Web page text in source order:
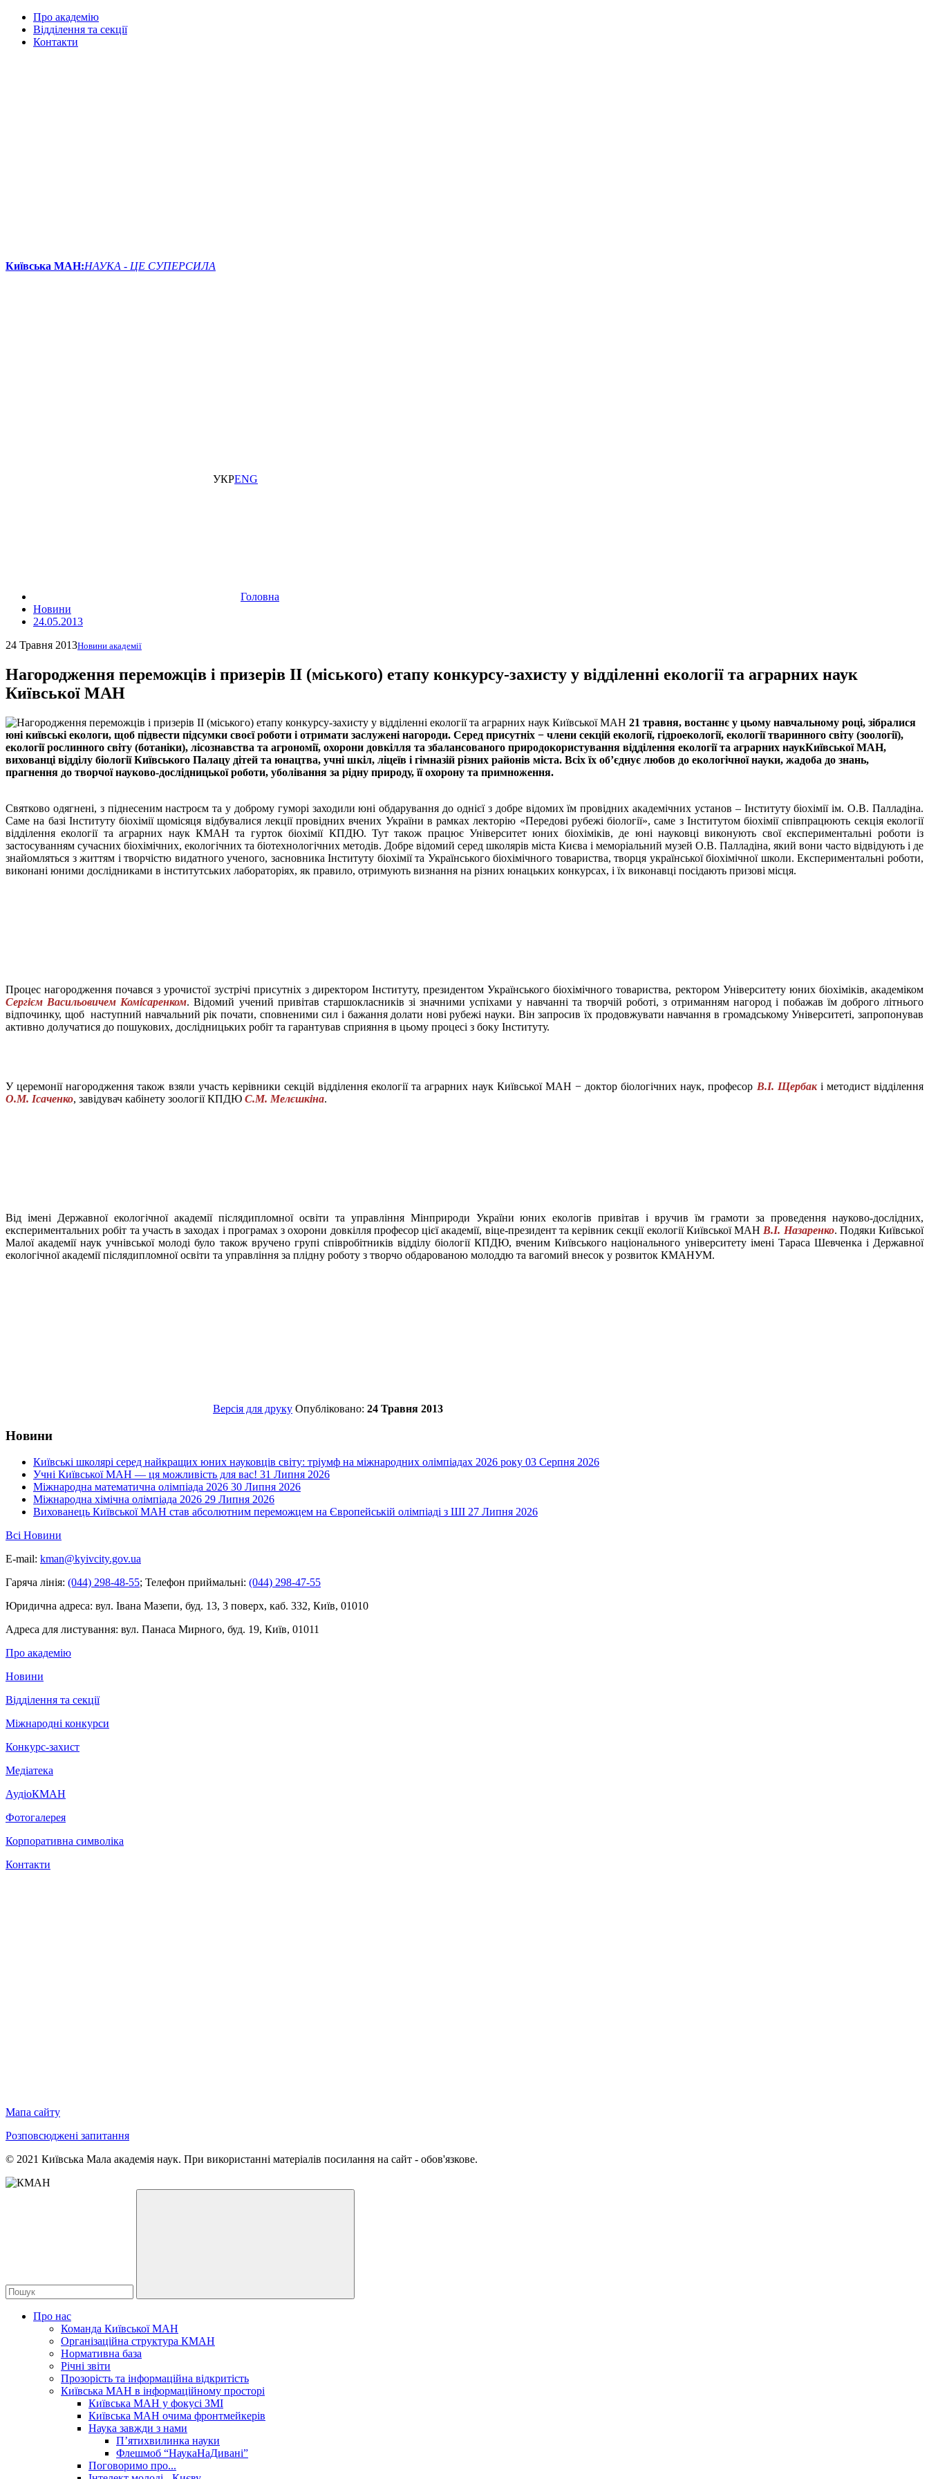
Про академію
Відділення та секції
Контакти
Київська МАН:НАУКА - ЦЕ СУПЕРСИЛА
УКРENG
Головна
Новини
24.05.2013
24 Травня 2013Новини академії
Нагородження переможців і призерів ІІ (міського) етапу конкурсу-захисту у відділенні екології та аграрних наук
Київської МАН
21 травня, востаннє у цьому навчальному році, зібралися
юні київські екологи, щоб підвести підсумки своєї роботи і отримати заслужені нагороди. Серед присутніх − члени секцій екології, гідроекології, екології тваринного світу (зоології),
екології рослинного світу (ботаніки), лісознавства та агрономії, охорони довкілля та збалансованого природокористування відділення екології та аграрних наукКиївської МАН,
вихованці відділу біології Київського Палацу дітей та юнацтва, учні шкіл, ліцеїв і гімназій різних районів міста. Всіх їх об’єднує любов до екологічної науки, жадоба до знань,
прагнення до творчої науково-дослідницької роботи, уболівання за рідну природу, її охорону та примноження.
Святково одягнені, з піднесеним настроєм та у доброму гуморі заходили юні обдарування до однієї з добре відомих їм провідних академічних установ – Інституту біохімії ім. О.В. Палладіна.
Саме на базі Інституту біохімії щомісяця відбувалися лекції провідних вчених України в рамках лекторію «Передові рубежі біології», саме з Інститутом біохімії співпрацюють секція екології
відділення екології та аграрних наук КМАН та гурток біохімії КПДЮ. Тут також працює Університет юних біохіміків, де юні науковці виконують свої експериментальні роботи із
застосуванням сучасних біохімічних, екологічних та біотехнологічних методів. Добре відомий серед школярів міста Києва і меморіальний музей О.В. Палладіна, який вони часто відвідують і де
знайомляться з життям і творчістю видатного ученого, засновника Інституту біохімії та Українського біохімічного товариства, творця української біохімічної школи. Експериментальні роботи,
виконані юними дослідниками в інститутських лабораторіях, як правило, отримують визнання на різних юнацьких конкурсах, і їх виконавці посідають призові місця.
Процес нагородження почався з урочистої зустрічі присутніх з директором Інституту, президентом Українського біохімічного товариства, ректором Університету юних біохіміків, академіком
Сергієм Васильовичем Комісаренком. Відомий учений привітав старшокласників зі значними успіхами у навчанні та творчій роботі, з отриманням нагород і побажав їм доброго літнього
відпочинку, щоб наступний навчальний рік почати, сповненими сил і бажання долати нові рубежі науки. Він запросив їх продовжувати навчання в громадському Університеті, запропонував
активно долучатися до пошукових, дослідницьких робіт та гарантував сприяння в цьому процесі з боку Інституту.
У церемонії нагородження також взяли участь керівники секцій відділення екології та аграрних наук Київської МАН − доктор біологічних наук, професор В.І. Щербак і методист відділення
О.М. Ісаченко, завідувач кабінету зоології КПДЮ С.М. Мелєшкіна.
Від імені Державної екологічної академії післядипломної освіти та управління Мінприроди України юних екологів привітав і вручив їм грамоти за проведення науково-дослідних,
експериментальних робіт та участь в заходах і програмах з охорони довкілля професор цієї академії, віце-президент та керівник секції екології Київської МАН В.І. Назаренко. Подяки Київської
Малої академії наук учнівської молоді було також вручено групі співробітників відділу біології КПДЮ, вченим Київського національного університету імені Тараса Шевченка і Державної
екологічної академії післядипломної освіти та управління за плідну роботу з творчо обдарованою молоддю та вагомий внесок у розвиток КМАНУМ.
Версія для друку Опубліковано: 24 Травня 2013
Новини
Київські школярі серед найкращих юних науковців світу: тріумф на міжнародних олімпіадах 2026 року 03 Серпня 2026
Учні Київської МАН — ця можливість для вас! 31 Липня 2026
Міжнародна математична олімпіада 2026 30 Липня 2026
Міжнародна хімічна олімпіада 2026 29 Липня 2026
Вихованець Київської МАН став абсолютним переможцем на Європейській олімпіаді з ШІ 27 Липня 2026
Всі Новини
E-mail: kman@kyivcity.gov.ua
Гаряча лінія: (044) 298-48-55; Телефон приймальні: (044) 298-47-55
Юридична адреса: вул. Івана Мазепи, буд. 13, 3 поверх, каб. 332, Київ, 01010
Адреса для листування: вул. Панаса Мирного, буд. 19, Київ, 01011
Про академію
Новини
Відділення та секції
Міжнародні конкурси
Конкурс-захист
Медіатека
АудіоКМАН
Фотогалерея
Корпоративна символіка
Контакти
Мапа сайту
Розповсюджені запитання
© 2021 Київська Мала академія наук. При використанні матеріалів посилання на сайт - обов'язкове.
Про нас
Команда Київської МАН
Організаційна структура КМАН
Нормативна база
Річні звіти
Прозорість та інформаційна відкритість
Київська МАН в інформаційному просторі
Київська МАН у фокусі ЗМІ
Київська МАН очима фронтмейкерів
Наука завжди з нами
П’ятихвилинка науки
Флешмоб “НаукаНаДивані”
Поговоримо про...